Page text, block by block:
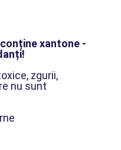
xantone -
zgurii,
nu sunt